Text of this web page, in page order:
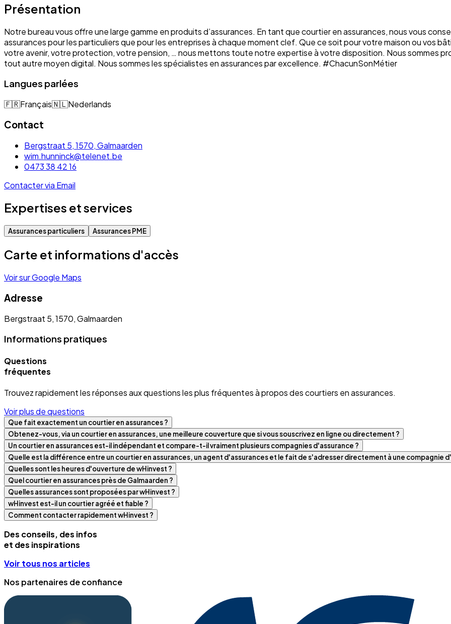
Présentation
Notre bureau vous offre une large gamme en produits d’assurances. En tant que courtier en assurances, nous vous
assurances pour les particuliers que pour les entreprises à chaque moment clef. Que ce soit pour votre maison ou vos
votre avenir, votre protection, votre pension, … nous mettons toute notre expertise à votre disposition. Nous sommes
tout autre moyen digital. Nous sommes les spécialistes en assurances par excellence. #ChacunSonMétier
Langues parlées
🇫🇷Français🇳🇱Nederlands
Contact
Bergstraat 5, 1570, Galmaarden
wim.hunninck@telenet.be
0473 38 42 16
Contacter via Email
Expertises et services
Assurances particuliers Assurances PME
Carte et informations d'accès
Voir sur Google Maps
Adresse
Bergstraat 5, 1570, Galmaarden
Informations pratiques
Questions
fréquentes
Trouvez rapidement les réponses aux questions les plus fréquentes à propos des courtiers en assurances.
Voir plus de questions
Que fait exactement un courtier en assurances ?
Obtenez-vous, via un courtier en assurances, une meilleure couverture que si vous souscrivez en ligne ou directement ?
Un courtier en assurances est-il indépendant et compare-t-il vraiment plusieurs compagnies d'assurance ?
Quelle est la différence entre un courtier en assurances, un agent d'assurances et le fait de s'adresser directement à une compagnie
Quelles sont les heures d'ouverture de wHinvest ?
Quel courtier en assurances près de Galmaarden ?
Quelles assurances sont proposées par wHinvest ?
wHinvest est-il un courtier agréé et fiable ?
Comment contacter rapidement wHinvest ?
Des conseils, des infos
et des inspirations
Voir tous nos articles
Nos partenaires de confiance